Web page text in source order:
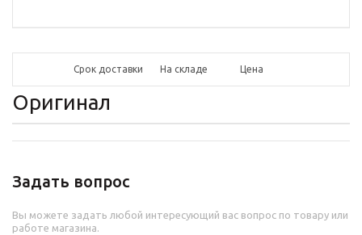
Срок доставки На складе Цена
Оригинал
Задать вопрос
Вы можете задать любой интересующий вас вопрос по товару или
работе магазина.